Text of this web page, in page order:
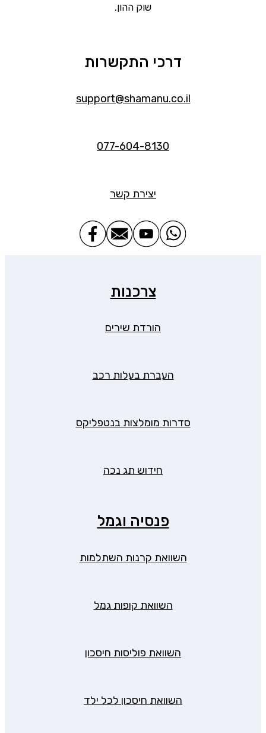
שוק ההון.
דרכי התקשרות
support@shamanu.co.il
077-604-8130
יצירת קשר
צרכנות
הורדת שירים
העברת בעלות רכב
סדרות מומלצות בנטפליקס
חידוש תג נכה
פנסיה וגמל
השוואת קרנות השתלמות
השוואת קופות גמל
השוואת פוליסות חיסכון
השוואת חיסכון לכל ילד